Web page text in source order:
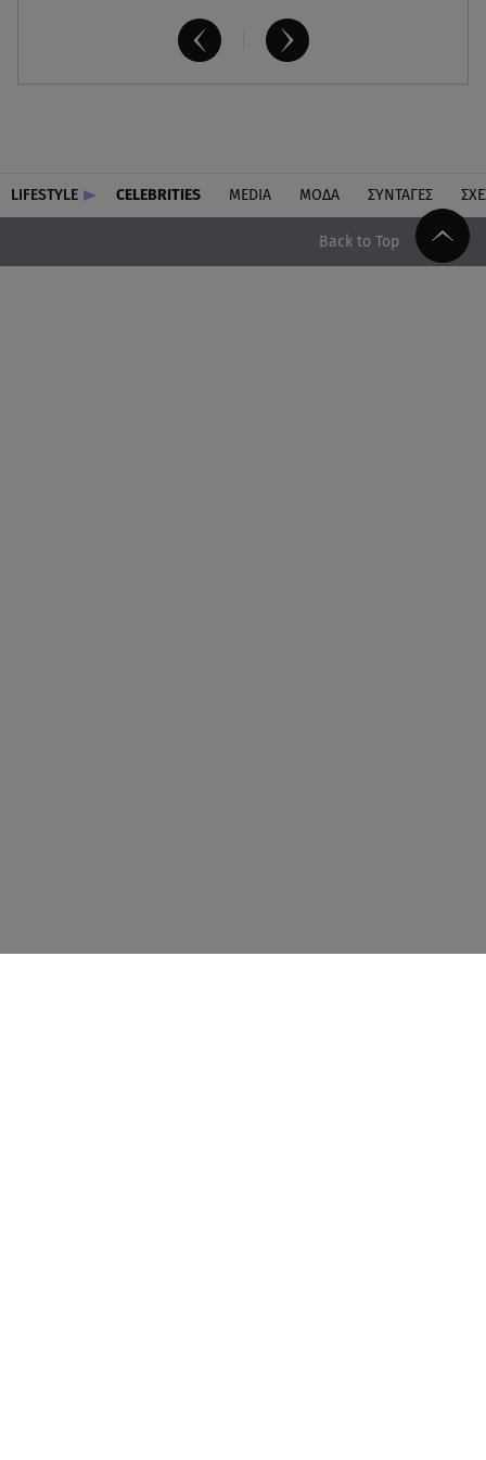
LIFESTYLE CELEBRITIES MEDIA ΜΟΔΑ ΣΥΝΤΑΓΕΣ
Back to Top